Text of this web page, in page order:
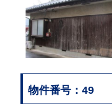
物件番号：49